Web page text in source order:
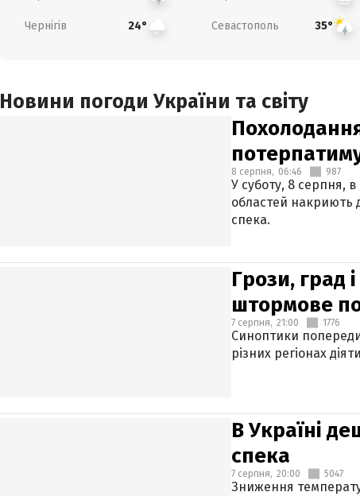
Чернігів 24° Севастополь 35°
Новини погоди України та світу
8 серпня, 06:46 987
У суботу, 8 серпня,
областей накриють
спека.
Грози, град
штормове
7 серпня, 21:00 1776
Синоптики
різних регіонах
В Україні
спека
7 серпня, 20:00 5047
Зниження